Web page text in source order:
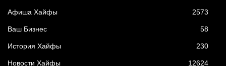
Афиша Хайфы 2573
Ваш Бизнес 58
История Хайфы 230
Новости Хайфы 12624